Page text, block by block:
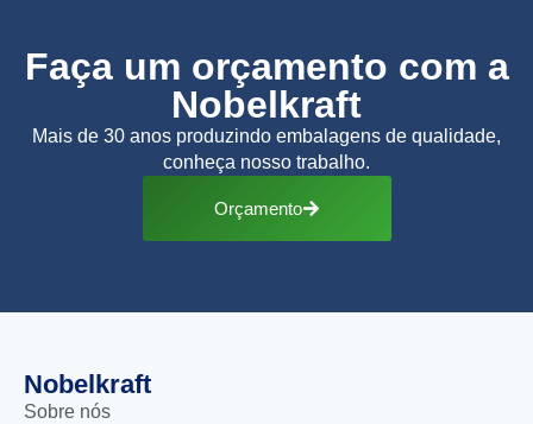
Faça um orçamento com a
Nobelkraft
Mais de 30 anos produzindo embalagens de qualidade,
conheça nosso trabalho.
Orçamento
Nobelkraft
Sobre nós